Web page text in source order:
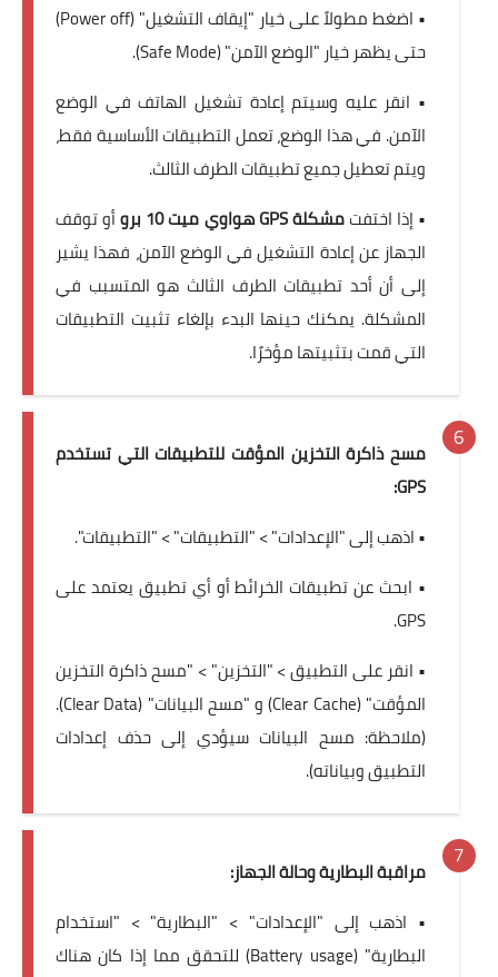
• اضغط مطولاً على خيار "إيقاف التشغيل" (Power off)
حتى يظهر خيار "الوضع الآمن" (Safe Mode).
• انقر عليه وسيتم إعادة تشغيل الهاتف في الوضع
الآمن. في هذا الوضع، تعمل التطبيقات الأساسية فقط،
ويتم تعطيل جميع تطبيقات الطرف الثالث.
• إذا اختفتمشكلة GPS هواوي ميت 10 برو
أو توقف
الجهاز عن إعادة التشغيل في الوضع الآمن، فهذا يشير
إلى أن أحد تطبيقات الطرف الثالث هو المتسبب في
المشكلة. يمكنك حينها البدء بإلغاء تثبيت التطبيقات
التي قمت بتثبيتها مؤخرًا.
مسح ذاكرة التخزين المؤقت للتطبيقات التي تستخدم
GPS:
• اذهب إلى "الإعدادات" > "التطبيقات" > "التطبيقات".
• ابحث عن تطبيقات الخرائط أو أي تطبيق يعتمد على
GPS.
• انقر على التطبيق > "التخزين" > "مسح ذاكرة التخزين
المؤقت" (Clear Cache) و "مسح البيانات" (Clear Data).
(ملاحظة: مسح البيانات سيؤدي إلى حذف إعدادات
التطبيق وبياناته).
مراقبة البطارية وحالة الجهاز:
• اذهب إلى "الإعدادات" > "البطارية" > "استخدام
البطارية" (Battery usage) للتحقق مما إذا كان هناك